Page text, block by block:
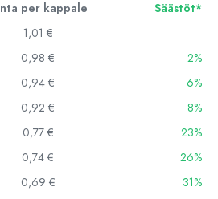
per kappale
Säästöt*
1,01 €
0,98 €
2%
0,94 €
6%
0,92 €
8%
0,77 €
23%
0,74 €
26%
0,69 €
31%